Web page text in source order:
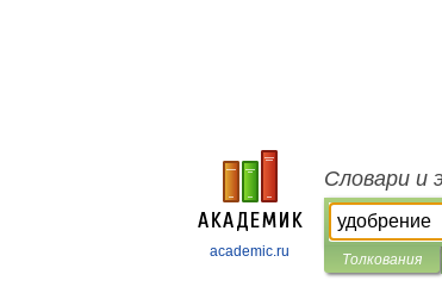
academic.ru
Словари и
Толкования